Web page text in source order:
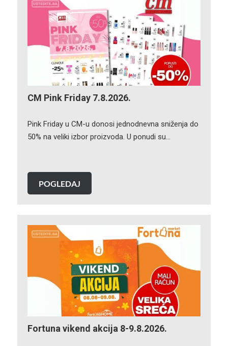
CM Pink Friday 7.8.2026.
Pink Friday u CM-u donosi jednodnevna sniženja do
50% na veliki izbor proizvoda. U ponudi su…
POGLEDAJ
Fortuna vikend akcija 8-9.8.2026.